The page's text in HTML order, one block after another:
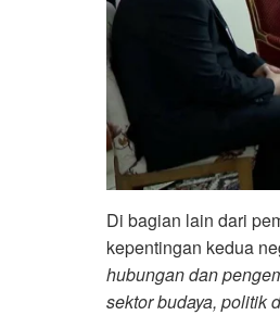
Di bagian lain dari
kepentingan kedua
hubungan dan
sektor budaya, politik